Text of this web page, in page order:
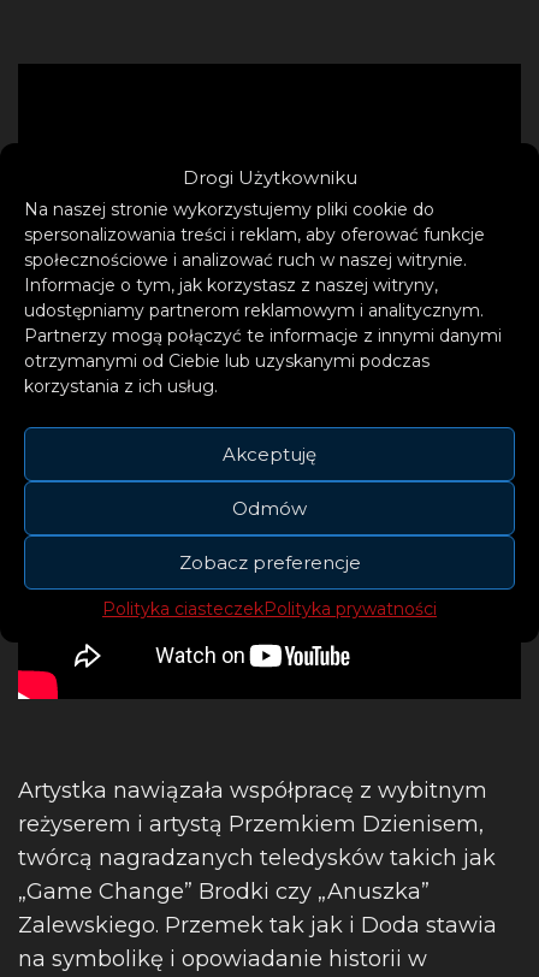
Drogi Użytkowniku
Na naszej stronie wykorzystujemy pliki cookie do
spersonalizowania treści i reklam, aby oferować funkcje
społecznościowe i analizować ruch w naszej witrynie.
Informacje o tym, jak korzystasz z naszej witryny,
udostępniamy partnerom reklamowym i analitycznym.
Partnerzy mogą połączyć te informacje z innymi danymi
otrzymanymi od Ciebie lub uzyskanymi podczas
korzystania z ich usług.
Akceptuję
Odmów
Zobacz preferencje
Polityka ciasteczekPolityka prywatności
Artystka nawiązała współpracę z wybitnym
reżyserem i artystą Przemkiem Dzienisem,
twórcą nagradzanych teledysków takich jak
„Game Change” Brodki czy „Anuszka”
Zalewskiego. Przemek tak jak i Doda stawia
na symbolikę i opowiadanie historii w